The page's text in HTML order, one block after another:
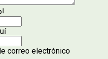
correo electrónico